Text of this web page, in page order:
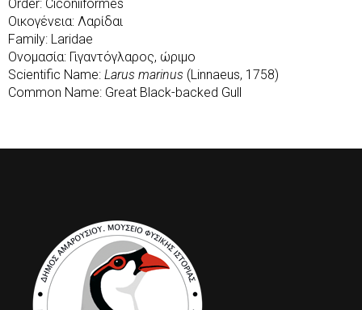
Order: Ciconiiformes
Οικογένεια: Λαρίδαι
Family: Laridae
Ονομασία: Γιγαντόγλαρος, ώριμο
Scientific Name: Larus marinus (Linnaeus, 1758)
Common Name: Great Black-backed Gull